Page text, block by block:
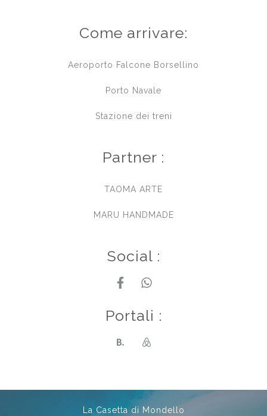
Come arrivare:
Aeroporto Falcone Borsellino
Porto Navale
Stazione dei treni
Partner :
TAOMA ARTE
MARU HANDMADE
Social :
Portali :
La Casetta di Mondello